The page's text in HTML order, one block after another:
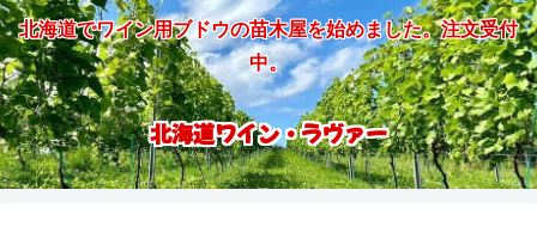
北海道でワイン用ブドウの苗木屋を始めました。注文受付
中。
北海道ワイン・ラヴァー